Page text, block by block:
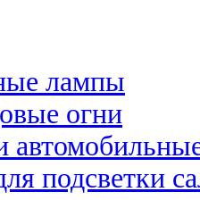
лампы
огни
подсветки